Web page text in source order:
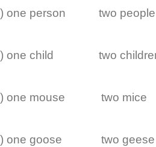
one person two
one child two
one mouse two
one goose two